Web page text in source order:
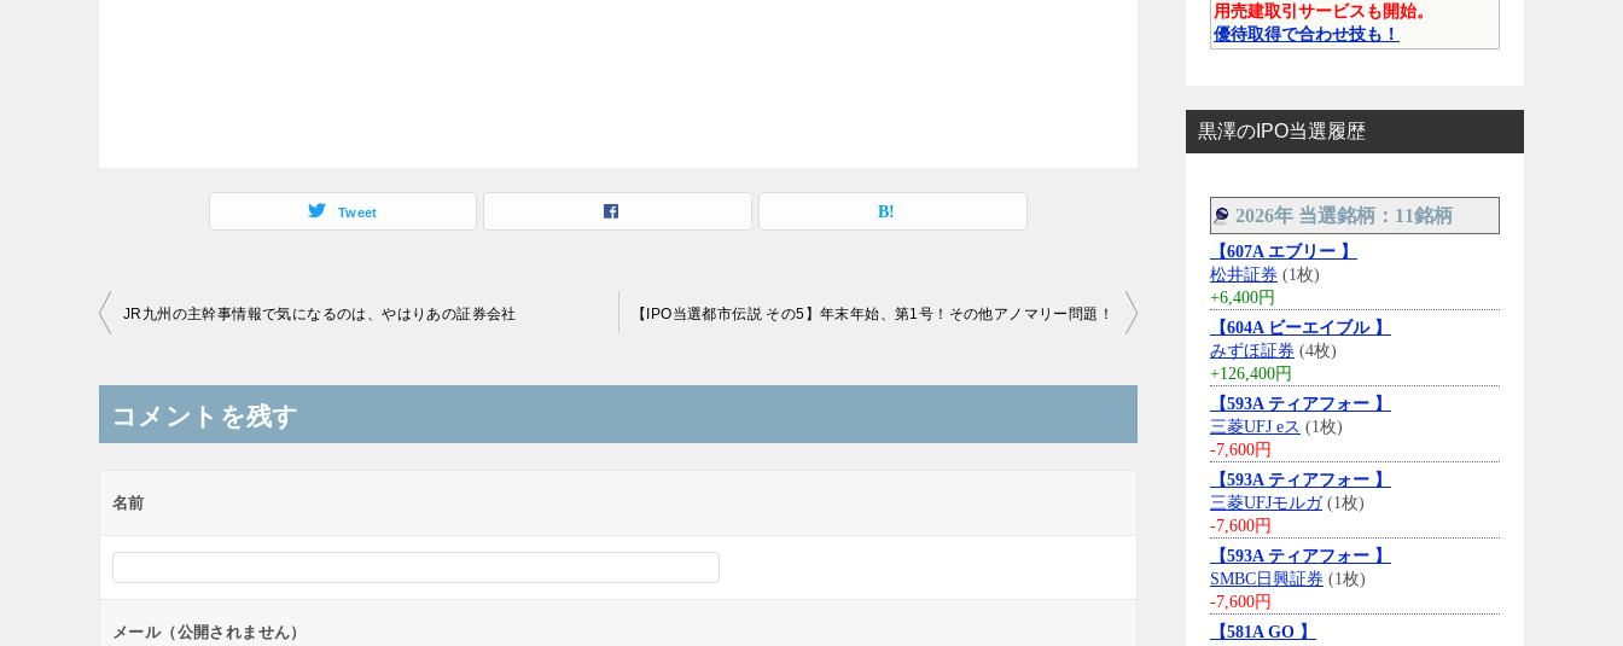
Tweet
投
ナ
ビ
ー
ョ
ン
JR九州の主幹事情報で気になるのは、やはりあの証券会社 【IPO当選都市伝説 その5】年末年始、第1号！その他アノマリー問題！
コメントを残す
名前
メール（公開されません）
用売建取引サービスも開始。
優待取得で合わせ技も！
黒澤のIPO当選履歴
2026年 当選銘柄：11銘柄
【607A エブリー 】
松井証券 (1枚)
+6,400円
【604A ビーエイブル 】
みずほ証券 (4枚)
+126,400円
【593A ティアフォー 】
三菱UFJ eス (1枚)
-7,600円
【593A ティアフォー 】
三菱UFJモルガ(1枚)
-7,600円
【593A ティアフォー 】
SMBC日興証券 (1枚)
-7,600円
【581A GO 】